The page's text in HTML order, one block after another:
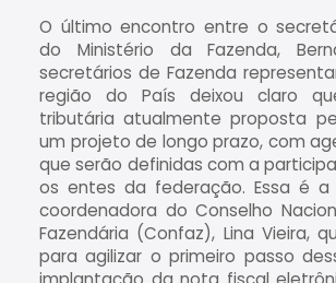
O último encontro entre o
do Ministério da Fazenda,
secretários de Fazenda
região do País deixou claro
tributária atualmente proposta
um projeto de longo prazo, com
que serão definidas com a
os entes da federação. Essa é a
coordenadora do Conselho
Fazendária (Confaz), Lina Vieira,
para agilizar o primeiro passo